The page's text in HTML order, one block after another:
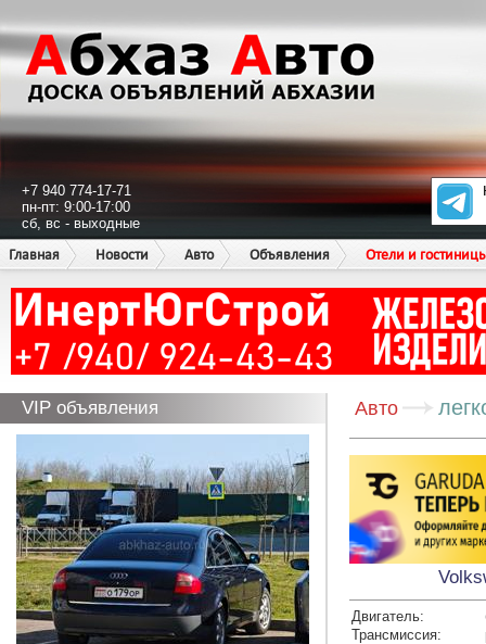
+7 940 774-17-71
пн-пт: 9:00-17:00
сб, вс - выходные
Главная
Новости Авто Объявления Отели и
VIP объявления Авто
Двигатель:
Трансмиссия: